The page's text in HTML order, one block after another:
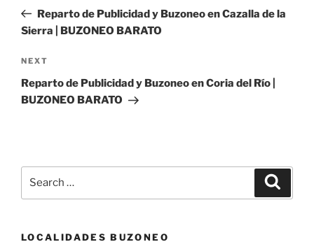
PostReparto de Publicidad y Buzoneo en Cazalla de la
Sierra | BUZONEO BARATO
Next
Post
NEXT
Reparto de Publicidad y Buzoneo en Coria del Río |
BUZONEO BARATO
LOCALIDADES BUZONEO